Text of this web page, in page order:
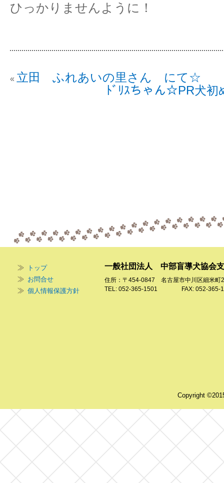
ひっかりませんように！
« 立田 ふれあいの里さん にて☆
ﾄﾞﾘｽちゃん☆PR犬
トップ
お問合せ
個人情報保護方針
一般社団法人 中部盲導犬協会
住所：〒454-0847 名古屋市中川区細米町
TEL: 052-365-1501 FAX: 052-365-
Copyright